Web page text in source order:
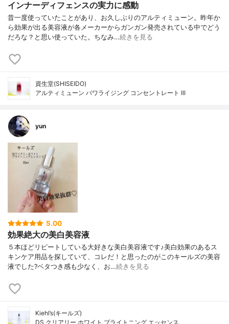
インナーディフェンスの実力に感動
昔一度使っていたことがあり、お久しぶりのアルティミューン。昨年か
ら効果が出る美容液が各メーカーからガンガン発売されている中でどう
だろな？と思い使っていた。ちなみ…続きを見る
資生堂(SHISEIDO)
アルティミューン パワライジング コンセントレート III
yun
5.00
効果絶大の美白美容液
５本ほどリピートしている大好きな美白美容液です♪美白効果のあるス
キンケア用品を探していて、コレだ！と思ったのがこのキールズの美容
液でした?ベタつき感も少なく、お…続きを見る
Kiehl’s(キールズ)
DS クリアリー ホワイト ブライトニング エッセンス